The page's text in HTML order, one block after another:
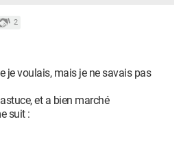
2
je voulais, mais je ne savais pas
et a bien marché
suit :